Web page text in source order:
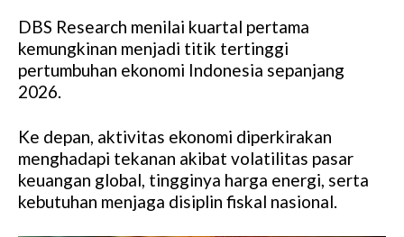
DBS Research menilai kuartal pertama
kemungkinan menjadi titik tertinggi
pertumbuhan ekonomi Indonesia sepanjang
2026.
Ke depan, aktivitas ekonomi diperkirakan
menghadapi tekanan akibat volatilitas pasar
keuangan global, tingginya harga energi, serta
kebutuhan menjaga disiplin fiskal nasional.